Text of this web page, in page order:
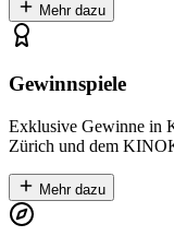
Mehr dazu
Gewinnspiele
Exklusive Gewinne in
Zürich und dem
Mehr dazu